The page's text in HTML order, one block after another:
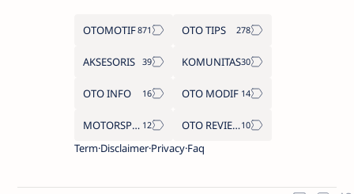
OTOMOTIF OTO TIPS
AKSESORIS KOMUNITAS
OTO INFO OTO MODIF
MOTORSPORT
OTO REVIEW
Term Disclaimer Privacy Faq